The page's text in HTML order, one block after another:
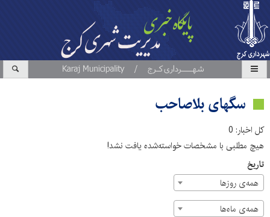
سگهای بلاصاحب
کل اخبار: 0
هیچ مطلبی با مشخصات خواسته‌شده یافت نشد!
تاریخ
همه‌ی روزها
همه‌ی ماه‌ها